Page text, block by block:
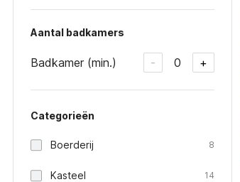
Aantal badkamers
Badkamer (min.) - 0 +
Categorieën
Boerderij 8
Kasteel 14